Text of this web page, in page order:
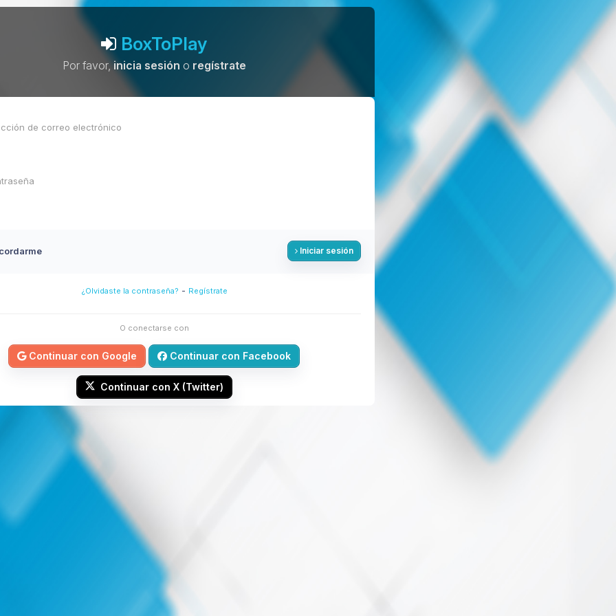
BoxToPlay
Por favor,inicia sesión o regístrate
Iniciar sesión
¿Olvidaste la contraseña? - Regístrate
O conectarse con
Continuar con Google Continuar con Facebook
Continuar con X (Twitter)